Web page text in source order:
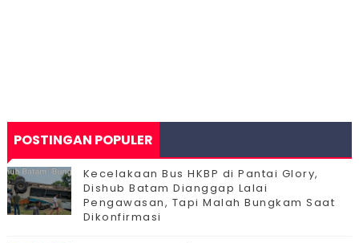
POSTINGAN POPULER
Kecelakaan Bus HKBP di Pantai Glory,
Dishub Batam Dianggap Lalai
Pengawasan, Tapi Malah Bungkam Saat
Dikonfirmasi